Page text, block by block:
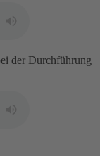
der Durchführung